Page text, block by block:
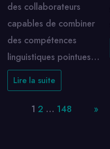
des collaborateurs
capables de combiner
des compétences
linguistiques pointues…
Lire la suite
1 2 … 148 »